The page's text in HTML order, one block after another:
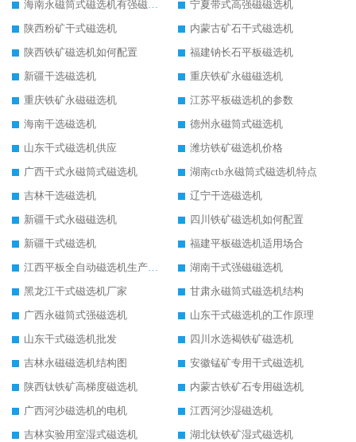
海南永磁筒式磁选机有强磁的吗
宁夏带式高强磁磁选机
陕西粉矿干式磁选机
内蒙古矿石干式磁选机
陕西铁矿磁选机如何配置
福建钠长石平板磁选机
新疆干选磁选机
重庆铁矿永磁磁选机
重庆铁矿永磁磁选机
江苏平板磁选机的参数
海南干选磁选机
德州永磁筒式磁选机
山东干式磁选机供应
潍坊铁矿磁选机价格
广西干式永磁筒式磁选机
湖南ctb永磁筒式磁选机特点
吉林干选磁选机
辽宁干选磁选机
新疆干式永磁磁选机
四川铁矿磁选机如何配置
新疆干式磁选机
福建平板磁选机适用场合
江西平板全自动磁选机生产厂家
湖南干式强磁磁选机
黑龙江干式磁选机厂家
甘肃永磁筒式磁选机结构
广西永磁筒式强磁选机
山东干式磁选机的工作原理
山东干式磁选机批发
四川水选褐铁矿磁选机
吉林永磁磁选机结构图
安徽锰矿专用干式磁选机
陕西钛铁矿高梯度磁选机
内蒙古铁矿石专用磁选机
广西河沙磁选机的电机
江西河沙湿磁选机
吉林实验用室湿式磁选机
湖北钛铁矿湿式磁选机